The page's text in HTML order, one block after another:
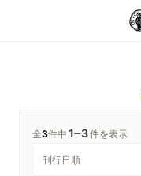
全3件中1─3件を表示